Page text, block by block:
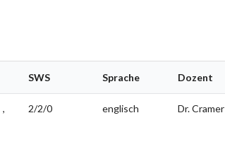
SWS Sprache Dozent
,
2/2/0 englisch Dr. Cramer